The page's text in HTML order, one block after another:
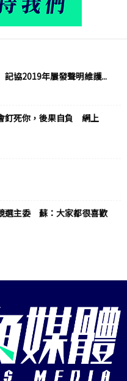
協2019年屢發聲明維護...
釘死你，後果自負 網上
選主委 蘇：大家都很喜歡